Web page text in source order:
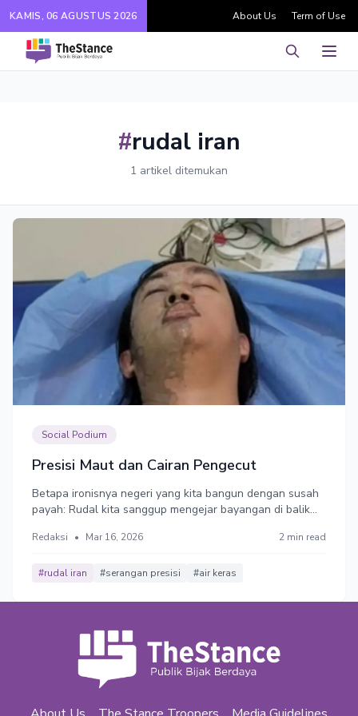
KAMIS, 06 AGUSTUS 2026 About Us Term of Use
Pencarian
#rudal iran
1 artikel ditemukan
Social Podium
Presisi Maut dan Cairan Pengecut
​Betapa ironisnya negeri yang kita bangun dengan susah
payah: Rudal kita sanggup mengejar bayangan di balik
pelaku penyiram cairan sampah.
Redaksi • Mar 16, 2026 2 min read
#rudal iran #serangan presisi #air keras